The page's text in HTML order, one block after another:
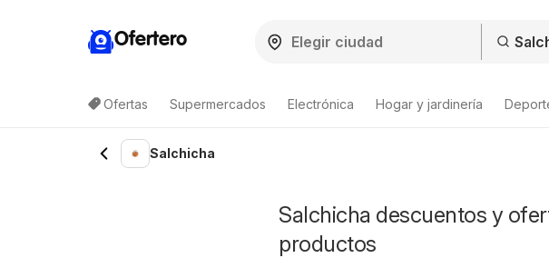
Ofertero
Ofertas Supermercados Electrónica Hogar y jardinería
Salchicha
Salchicha descuentos y
productos